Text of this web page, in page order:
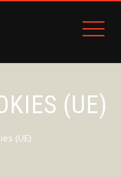
(UE)
(UE)